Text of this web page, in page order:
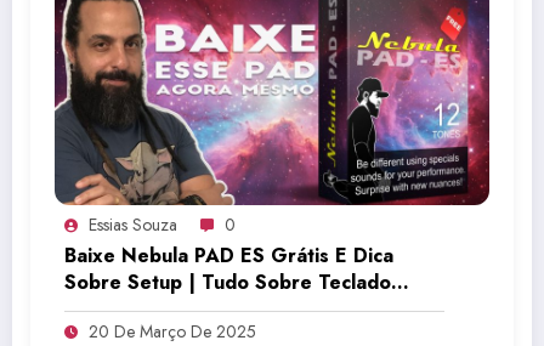
Essias Souza 0
Baixe Nebula PAD ES Grátis E Dica
Sobre Setup | Tudo Sobre Teclado
Musical
20 De Março De 2025